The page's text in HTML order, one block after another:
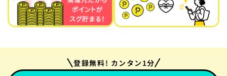
登録無料! カンタン1分